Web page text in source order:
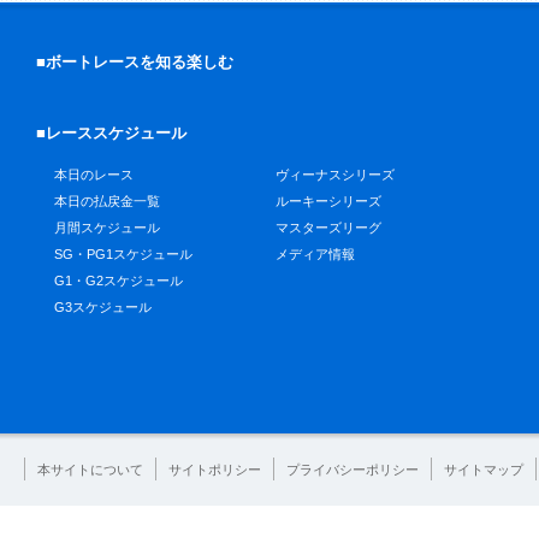
■ボートレースを知る楽しむ
■レーススケジュール
本日のレース
本日の払戻金一覧
月間スケジュール
SG・PG1スケジュール
G1・G2スケジュール
G3スケジュール
ヴィーナスシリーズ
ルーキーシリーズ
マスターズリーグ
メディア情報
本サイトについて サイトポリシー プライバシーポリシー サイトマップ